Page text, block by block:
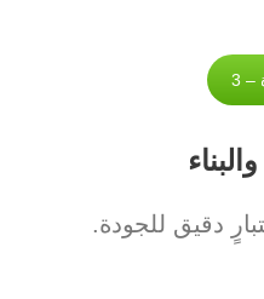
3
دقيق للجودة.